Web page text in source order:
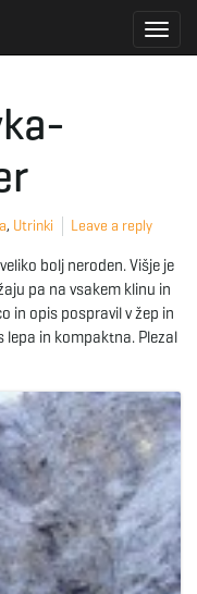
g
l
e
, Utrinki Leave a reply
bolj neroden. Višje je
pa na vsakem klinu in
in opis pospravil v žep in
in kompaktna. Plezal